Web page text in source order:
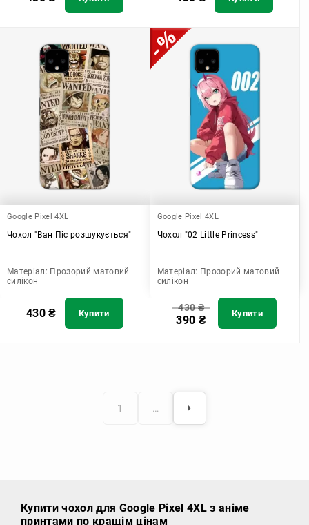
Google Pixel 4XL
Чохол "Ван Піс розшукується"
Матеріал: Прозорий матовий
силікон
430₴ Купити
Google Pixel 4XL
Чохол "02 Little Princess"
Матеріал: Прозорий матовий
силікон
430₴
390 ₴ Купити
1 …
Купити чохол для Google Pixel 4XL з аніме
принтами по кращім цінам